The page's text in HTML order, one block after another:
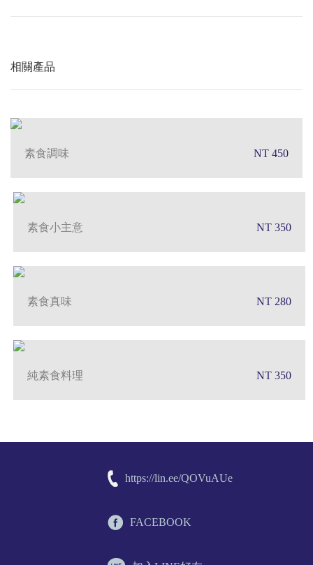
相關產品
素食調味 NT 450
素食小主意 NT 350
素食真味 NT 280
純素食料理 NT 350
https://lin.ee/QOVuAUe
FACEBOOK